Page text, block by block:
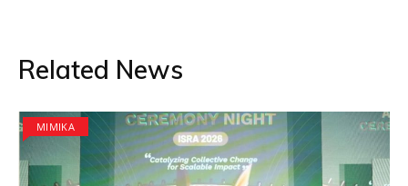
Related News
MIMIKA